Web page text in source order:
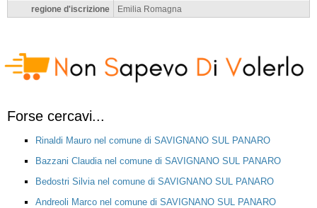
regione d'iscrizione
Emilia Romagna
Forse cercavi...
Rinaldi Mauro nel comune di SAVIGNANO SUL PANARO
Bazzani Claudia nel comune di SAVIGNANO SUL PANARO
Bedostri Silvia nel comune di SAVIGNANO SUL PANARO
Andreoli Marco nel comune di SAVIGNANO SUL PANARO